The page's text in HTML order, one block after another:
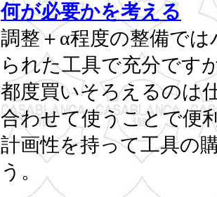
何が必要かを考える
調整＋α程度の整備で
られた工具で充分です
都度買いそろえるのは
合わせて使うことで便
計画性を持って工具の
う。